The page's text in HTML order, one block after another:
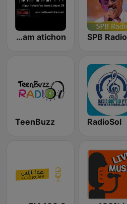
SPB Radio
radioleav ayam atichon
RadioSol
TeenBuzz